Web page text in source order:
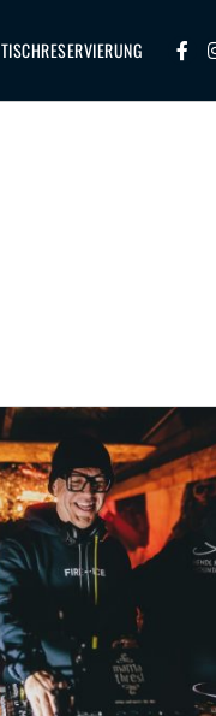
TISCHRESERVIERUNG